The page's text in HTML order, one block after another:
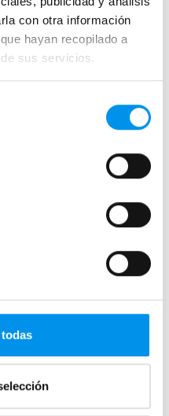
con otra información
hayan recopilado a
sus servicios.